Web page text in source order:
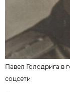
Павел Голодрига в
соцсети